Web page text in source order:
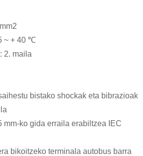
~ + 40 ℃
2. maila
bistako shockak eta bibrazioak
mm-ko gida erraila erabiltzea IEC
bikoitzeko terminala autobus barra